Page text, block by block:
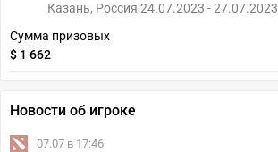
Казань, Россия 24.07.2023 - 27.07.2023
Сумма призовых
$ 1 662
Новости об игроке
07.07 в 17:46